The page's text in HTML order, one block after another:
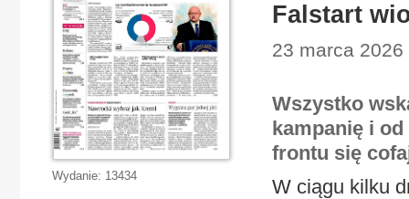
Falstart
23 marca
Wszystko
kampanię i
frontu się
W ciągu kilku
Wydanie: 13434